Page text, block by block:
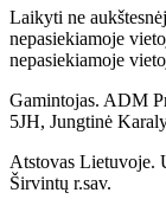
Laikyti ne
nepasiekiamoje
nepasiekiamoje
Gamintojas. ADM
5JH, Jungtinė
Atstovas
Širvintų r.sav.